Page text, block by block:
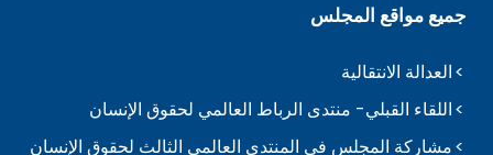
جميع مواقع المجلس
العدالة الانتقالية
اللقاء القبلي- منتدى الرباط العالمي لحقوق الإنسان
مشاركة المجلس في المنتدى العالمي الثالث لحقوق الإنسان